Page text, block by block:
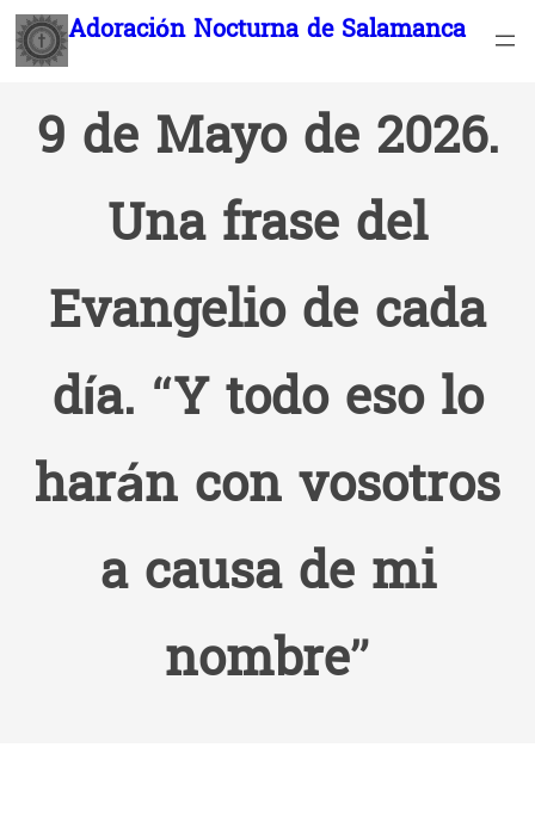
Saltar Adoración Nocturna de Salamanca
9 de Mayo de 2026.
Una frase del
Evangelio de cada
día. “Y todo eso lo
harán con vosotros
a causa de mi
nombre”